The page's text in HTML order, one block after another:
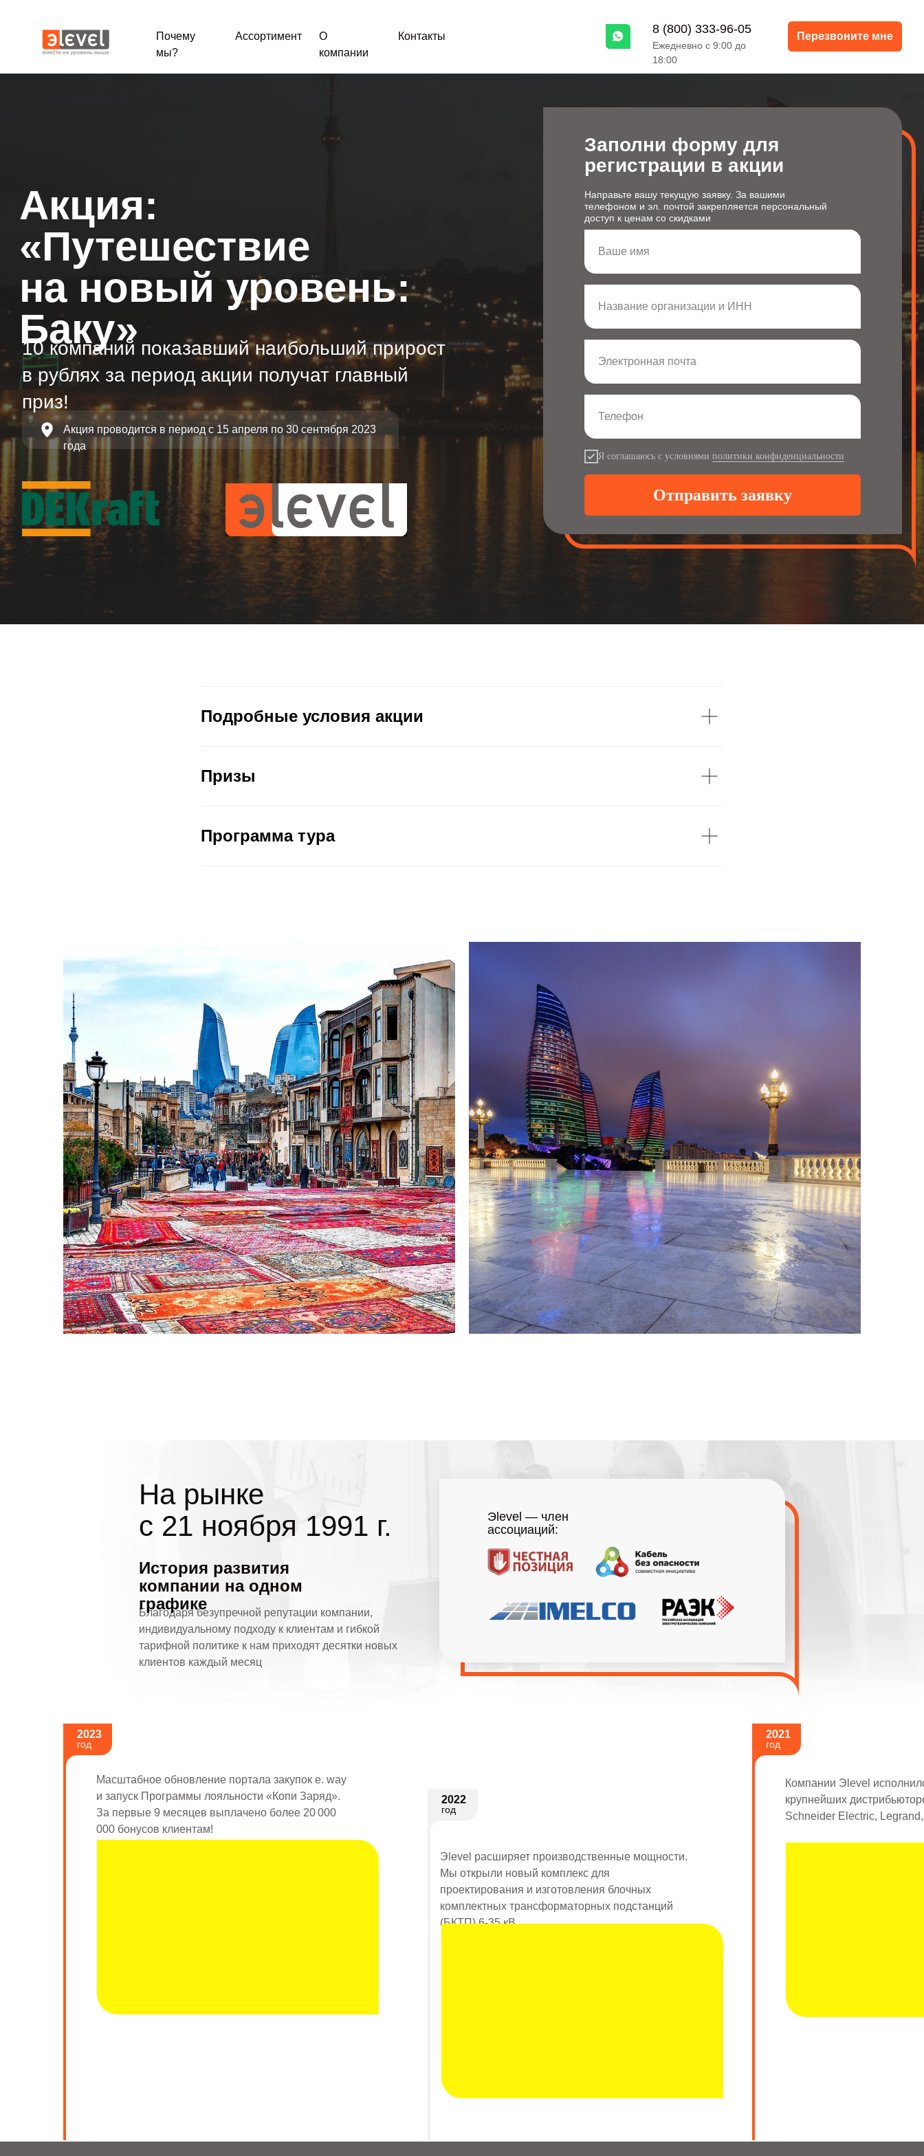
8 (800) 333-96-05
Ежедневно с 9:00 до
18:00
Почему
мы?
Ассортимент
О
компании
Контакты Перезвоните мне
Акция:
«Путешествие
на новый уровень:
Баку»
10 компаний показавший наибольший прирост
в рублях за период акции получат главный
приз!
Заполни форму для
регистрации в акции
Направьте вашу текущую заявку. За вашими
телефоном и эл. почтой закрепляется персональный
доступ к ценам со скидками
Ваше имя
Название организации и ИНН
Электронная почта
Телефон
Я соглашаюсь с условиями политики конфиденциальности
Отправить заявку
Акция проводится в период с 15 апреля по 30 сентября 2023
года
Подробные условия акции
Призы
Программа тура
На рынке
с 21 ноября 1991 г.
Благодаря безупречной репутации компании,
индивидуальному подходу к клиентам и гибкой
тарифной политике к нам приходят десятки новых
клиентов каждый месяц
История развития
компании на одном
графике
Эlevel — член
ассоциаций:
2021
год
Компании Эlevel
крупнейших
Schneider Electric,
Масштабное обновление портала закупок e. way
и запуск Программы лояльности «Копи Заряд».
За первые 9 месяцев выплачено более 20 000
000 бонусов клиентам!
2023
год
2022
год
Эlevel расширяет производственные мощности.
Мы открыли новый комплекс для
проектирования и изготовления блочных
комплектных трансформаторных подстанций
(БКТП) 6-35 кВ.